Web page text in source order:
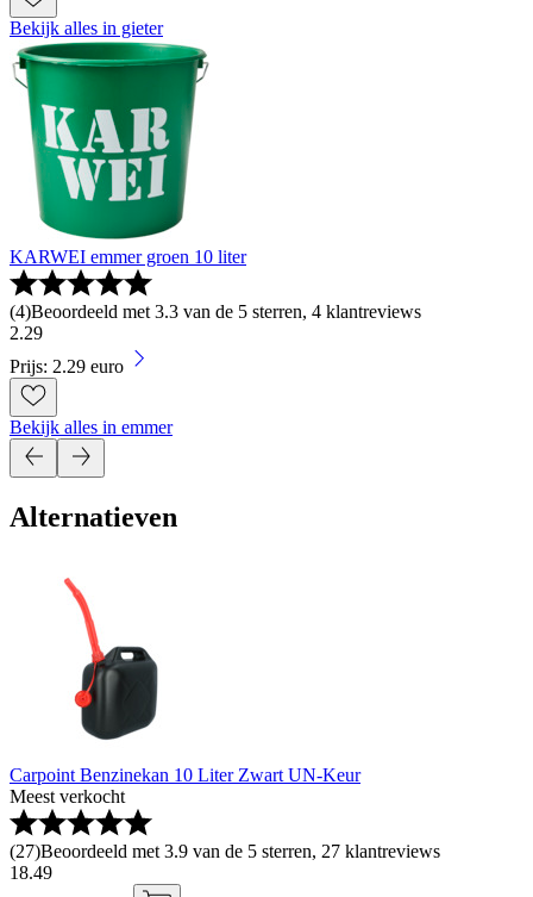
Bekijk alles in gieter
KARWEI emmer groen 10 liter
(4)Beoordeeld met 3.3 van de 5 sterren, 4 klantreviews
2.29
Prijs: 2.29 euro
Bekijk alles in emmer
Alternatieven
Carpoint Benzinekan 10 Liter Zwart UN-Keur
Meest verkocht
(27)Beoordeeld met 3.9 van de 5 sterren, 27 klantreviews
18.49